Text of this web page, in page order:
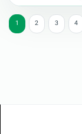
1 2 3 4